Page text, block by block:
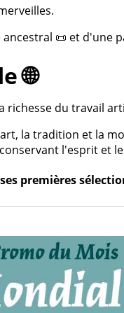
📜 et d'une
🌐
richesse du travail
la tradition et la
l'esprit et
premières